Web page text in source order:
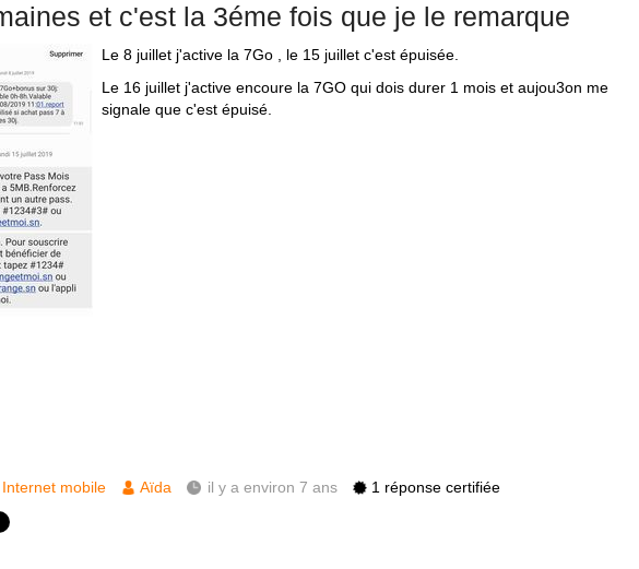
et c'est la 3éme fois que je le remarque
Le 8 juillet j'active la 7Go , le 15 juillet c'est épuisée.
Le 16 juillet j'active encoure la 7GO qui dois durer 1 mois et aujou3on me
signale que c'est épuisé.
Internet mobile Aïda il y a environ 7 ans 1 réponse certifiée